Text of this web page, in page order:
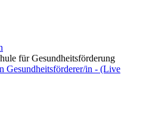
für Gesundheitsförderung
Gesundheitsförderer/in - (Live